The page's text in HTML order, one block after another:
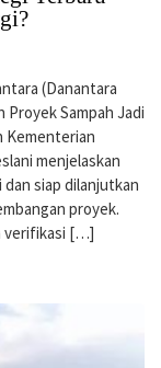
(Danantara
Sampah Jadi
Kementerian
menjelaskan
siap dilanjutkan
proyek.
verifikasi […]